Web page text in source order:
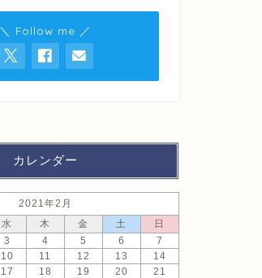
＼ Follow me ／
カレンダー
2021年2月
水 木 金 土
日
3 4 5 6
7
10 11 12 13
14
17 18 19 20
21